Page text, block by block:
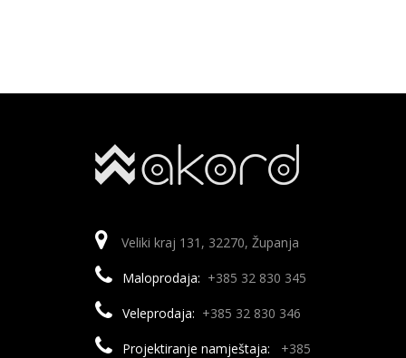
Veliki kraj 131, 32270, Županja
Maloprodaja: +385 32 830 345
Veleprodaja: +385 32 830 346
Projektiranje namještaja:
+385